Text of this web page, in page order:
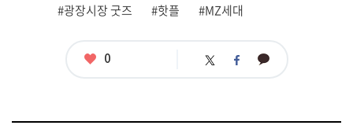
#광장시장 굿즈
#핫플 #MZ세대
좋
0 트 페 카